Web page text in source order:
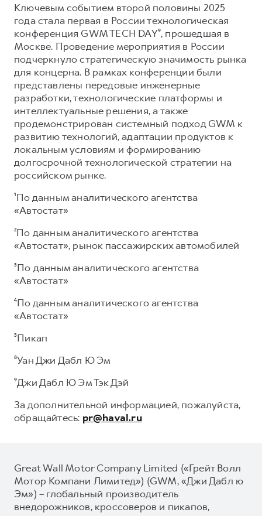
Ключевым событием второй половины 2025
года стала первая в России технологическая
конференция GWM TECH DAY⁹, прошедшая в
Москве. Проведение мероприятия в России
подчеркнуло стратегическую значимость рынка
для концерна. В рамках конференции были
представлены передовые инженерные
разработки, технологические платформы и
интеллектуальные решения, а также
продемонстрирован системный подход GWM к
развитию технологий, адаптации продуктов к
локальным условиям и формированию
долгосрочной технологической стратегии на
российском рынке.
¹По данным аналитического агентства
«Автостат»
²По данным аналитического агентства
«Автостат», рынок пассажирских автомобилей
³По данным аналитического агентства
«Автостат»
⁴По данным аналитического агентства
«Автостат»
⁵Пикап
⁸Уан Джи Дабл Ю Эм
⁹Джи Дабл Ю Эм Тэк Дэй
За дополнительной информацией, пожалуйста,
обращайтесь: pr@haval.ru
Great Wall Motor Company Limited («Грейт Волл
Мотор Компани Лимитед») (GWM, «Джи Дабл ю
Эм») – глобальный производитель
внедорожников, кроссоверов и пикапов,